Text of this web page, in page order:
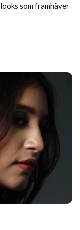
som framhäver